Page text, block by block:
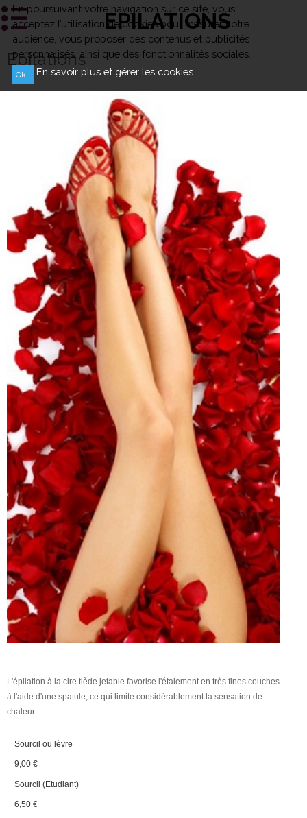
En poursuivant votre navigation sur ce site, vous
acceptez l’utilisation de cookies pour mesurer notre
audience, vous proposer des contenus et publicités
personnalisés, ainsi que des fonctionnalités sociales.
En savoir plus et gérer les cookies
EPILATIONS
Epilations
​L'épilation à la cire tiède jetable favorise l'étalement en très fines couches
à l'aide d'une spatule, ce qui limite considérablement la sensation de
chaleur.
Sourcil ou lèvre
9,00 €
Sourcil (Etudiant)
6,50 €